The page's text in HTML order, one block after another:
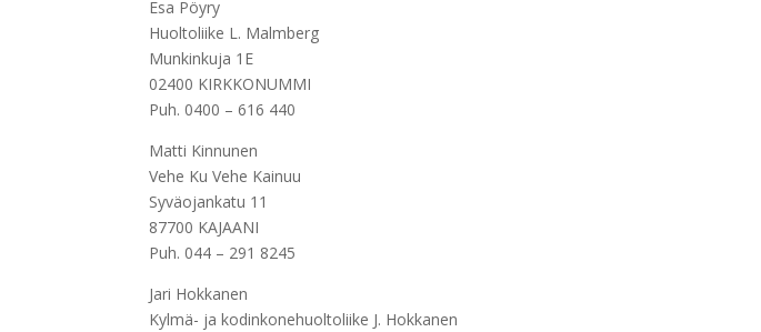
Esa Pöyry
Huoltoliike L. Malmberg
Munkinkuja 1E
02400 KIRKKONUMMI
Puh. 0400 – 616 440
Matti Kinnunen
Vehe Ku Vehe Kainuu
Syväojankatu 11
87700 KAJAANI
Puh. 044 – 291 8245
Jari Hokkanen
Kylmä- ja kodinkonehuoltoliike J. Hokkanen